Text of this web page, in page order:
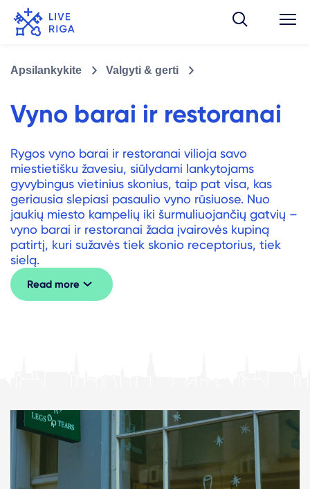
Apsilankykite Valgyti & gerti
Vyno barai ir restoranai
Rygos vyno barai ir restoranai vilioja savo
miestietišku žavesiu, siūlydami lankytojams
gyvybingus vietinius skonius, taip pat visa, kas
geriausia slepiasi pasaulio vyno rūsiuose. Nuo
jaukių miesto kampelių iki šurmuliuojančių gatvių –
vyno barai ir restoranai žada įvairovės kupiną
patirtį, kuri sužavės tiek skonio receptorius, tiek
sielą.
Read more